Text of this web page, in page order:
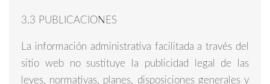
3.3 PUBLICACIONES
La información administrativa facilitada a través del
sitio web no sustituye la publicidad legal de las
leyes, normativas, planes, disposiciones generales y